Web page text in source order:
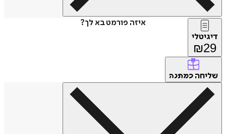
איזה פורמט בא לך?
דיגיטלי
₪29
שליחה כמתנה